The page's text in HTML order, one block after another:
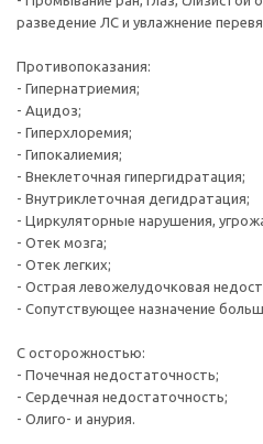
разведение ЛС и увлажнение
Противопоказания:
- Гипернатриемия;
- Ацидоз;
- Гиперхлоремия;
- Гипокалиемия;
- Внеклеточная гипергидратация;
- Внутриклеточная дегидратация;
- Циркуляторные нарушения,
- Отек мозга;
- Отек легких;
- Острая левожелудочковая
- Сопутствующее назначение
С осторожностью:
- Почечная недостаточность;
- Сердечная недостаточность;
- Олиго- и анурия.